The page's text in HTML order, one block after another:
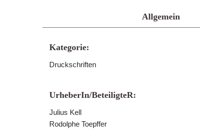
Allgemein
Kategorie:
Druckschriften
UrheberIn/BeteiligteR:
Julius Kell
Rodolphe Toepffer